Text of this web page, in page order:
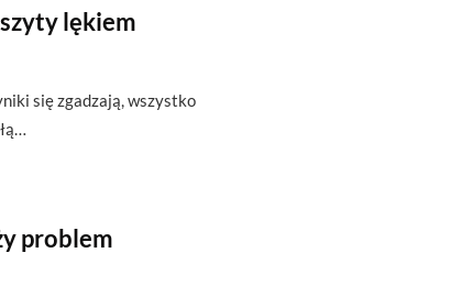
lękiem
się zgadzają, wszystko
problem